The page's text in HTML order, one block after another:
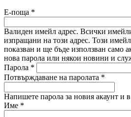
Е-поща *
Валиден имейл адрес. Всички
изпращани на този адрес. Този
показван и ще бъде използван само
нова парола или някои новини и
Парола *
Потвърждаване на паролата *
Напишете парола за новия акаунт и в
Име *